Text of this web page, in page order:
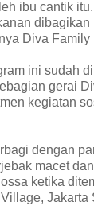
ibu cantik
dibagikan
Diva Family
ini sudah
gerai
kegiatan
dengan
macet
ketika
Jakarta